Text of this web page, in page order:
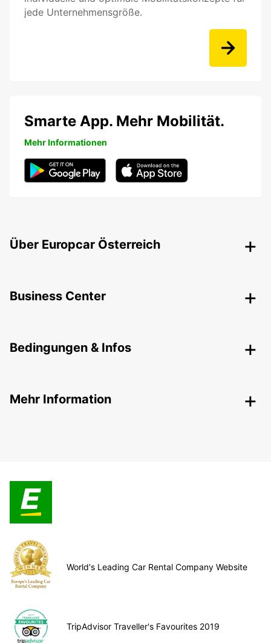
jede Unternehmensgröße.
Smarte App. Mehr Mobilität.
Mehr Informationen
Über Europcar Österreich
Business Center
Bedingungen & Infos
Mehr Information
World's Leading Car Rental Company Website
TripAdvisor Traveller's Favourites 2019